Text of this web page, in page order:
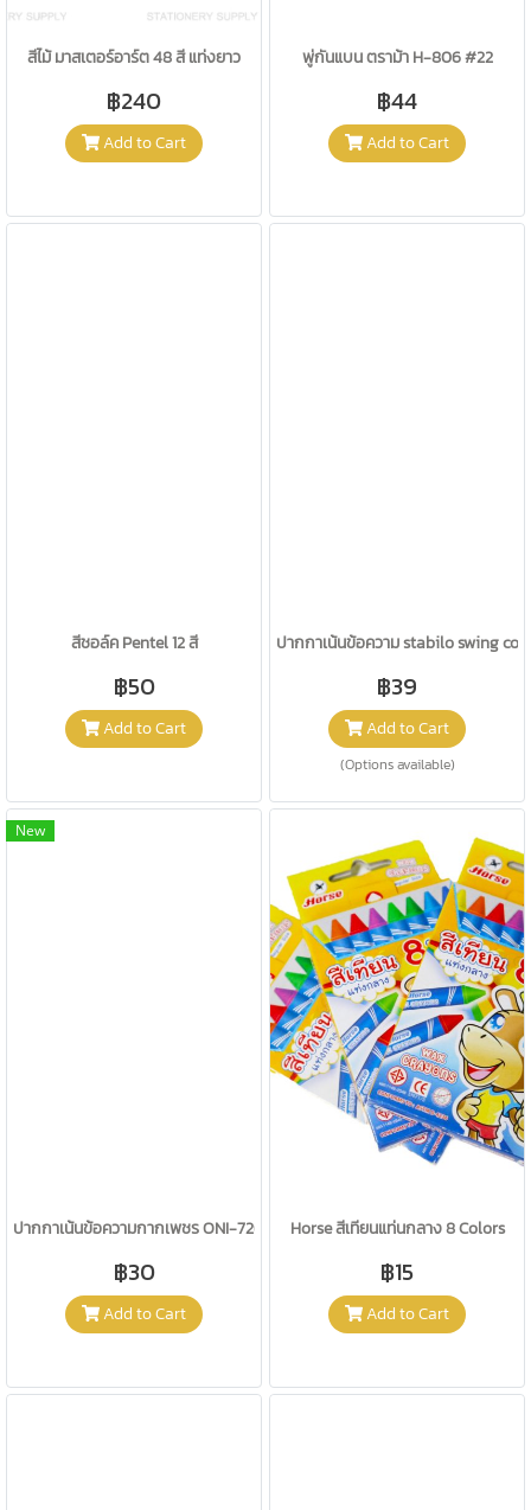
สีไม้ มาสเตอร์อาร์ต 48 สี แท่งยาว
฿240
Add to Cart
พู่กันแบน ตราม้า H-806 #22
฿44
Add to Cart
สีชอล์ค Pentel 12 สี
฿50
Add to Cart
ปากกาเน้นข้อความ stabilo swing
฿39
Add to Cart
(Options available)
New
ปากกาเน้นข้อความกากเพชร ONI-7261-13 Tangerine
฿30
Add to Cart
Horse สีเทียนแท่นกลาง 8 Colors
฿15
Add to Cart